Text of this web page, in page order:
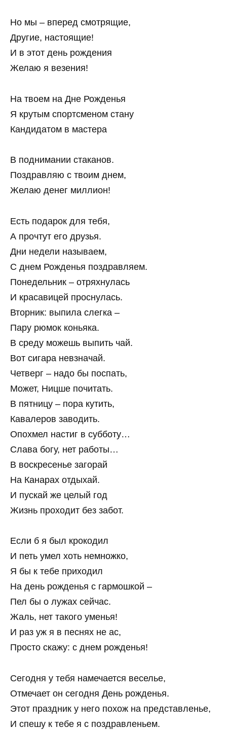
Но мы – вперед смотрящие,
Другие, настоящие!
И в этот день рождения
Желаю я везения!
На твоем на Дне Рожденья
Я крутым спортсменом стану
Кандидатом в мастера
В поднимании стаканов.
Поздравляю с твоим днем,
Желаю денег миллион!
Есть подарок для тебя,
А прочтут его друзья.
Дни недели называем,
С днем Рожденья поздравляем.
Понедельник – отряхнулась
И красавицей проснулась.
Вторник: выпила слегка –
Пару рюмок коньяка.
В среду можешь выпить чай.
Вот сигара невзначай.
Четверг – надо бы поспать,
Может, Ницше почитать.
В пятницу – пора кутить,
Кавалеров заводить.
Опохмел настиг в субботу…
Слава богу, нет работы…
В воскресенье загорай
На Канарах отдыхай.
И пускай же целый год
Жизнь проходит без забот.
Если б я был крокодил
И петь умел хоть немножко,
Я бы к тебе приходил
На день рожденья с гармошкой –
Пел бы о лужах сейчас.
Жаль, нет такого уменья!
И раз уж я в песнях не ас,
Просто скажу: с днем рожденья!
Сегодня у тебя намечается веселье,
Отмечает он сегодня День рожденья.
Этот праздник у него похож на представленье,
И спешу к тебе я с поздравленьем.